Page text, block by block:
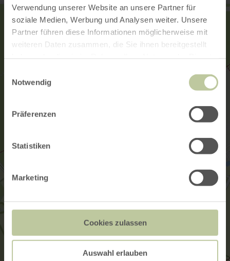
Verwendung unserer Website an unsere Partner für
soziale Medien, Werbung und Analysen weiter. Unsere
Partner führen diese Informationen möglicherweise mit
weiteren Daten zusammen, die Sie ihnen bereitgestellt
Notwendig
Präferenzen
Statistiken
Marketing
Cookies zulassen
Auswahl erlauben